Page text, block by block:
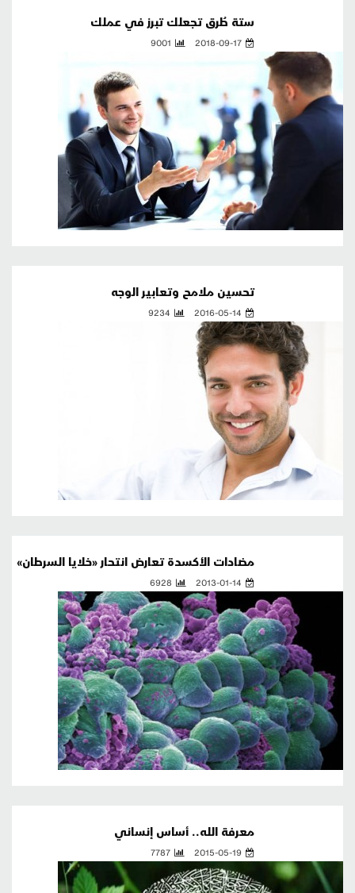
ستة طُرق تجعلك تبرز في عملك
2018-09-17
9001
تحسين ملامح وتعابير الوجه
2016-05-14
9234
مضادات الأكسدة تعارض انتحار «خلايا السرطان»
2013-01-14
6928
معرفة الله.. أساس إنساني
2015-05-19
7787